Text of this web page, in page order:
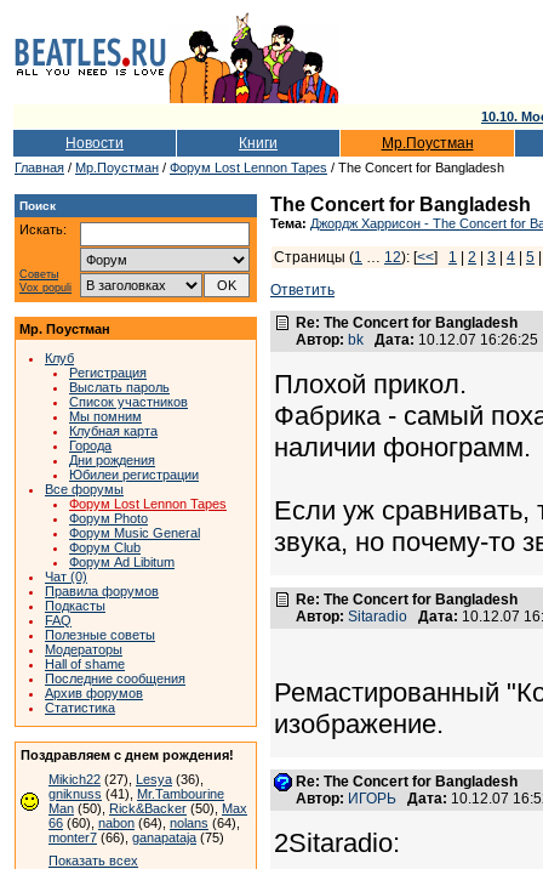
10.10.
Новости Книги Мр.Поустман
Главная / Мр.Поустман / Форум Lost Lennon Tapes / The Concert for Bangladesh
Поиск
Искать:
Советы
Vox populi
Мр. Поустман
Клуб
Регистрация
Выслать пароль
Список участников
Мы помним
Клубная карта
Города
Дни рождения
Юбилеи регистрации
Все форумы
Форум Lost Lennon Tapes
Форум Photo
Форум Music General
Форум Club
Форум Ad Libitum
Чат (0)
Правила форумов
Подкасты
FAQ
Полезные советы
Модераторы
Hall of shame
Последние сообщения
Архив форумов
Статистика
Поздравляем с днем рождения!
Mikich22 (27), Lesya (36),
gniknuss (41), Mr.Tambourine
Man (50), Rick&Backer (50), Max
66 (60), nabon (64), nolans (64),
monter7 (66), ganapataja (75)
Показать всех
The Concert for Bangladesh
Тема: Джордж Харрисон - The Concert for
Страницы (1 … 12): [<<] 1 2 3 4 5
Ответить
Re: The Concert for Bangladesh
Автор: bk Дата: 10.12.07
Плохой прикол.
Фабрика - самый
наличии фонограмм.
Если уж сравнивать,
звука, но почему-то
Re: The Concert for Bangladesh
Автор: Sitaradio Дата: 10.12.07
Ремастированный
изображение.
Re: The Concert for Bangladesh
Автор: ИГОРЬ Дата: 10.12.07
2Sitaradio: